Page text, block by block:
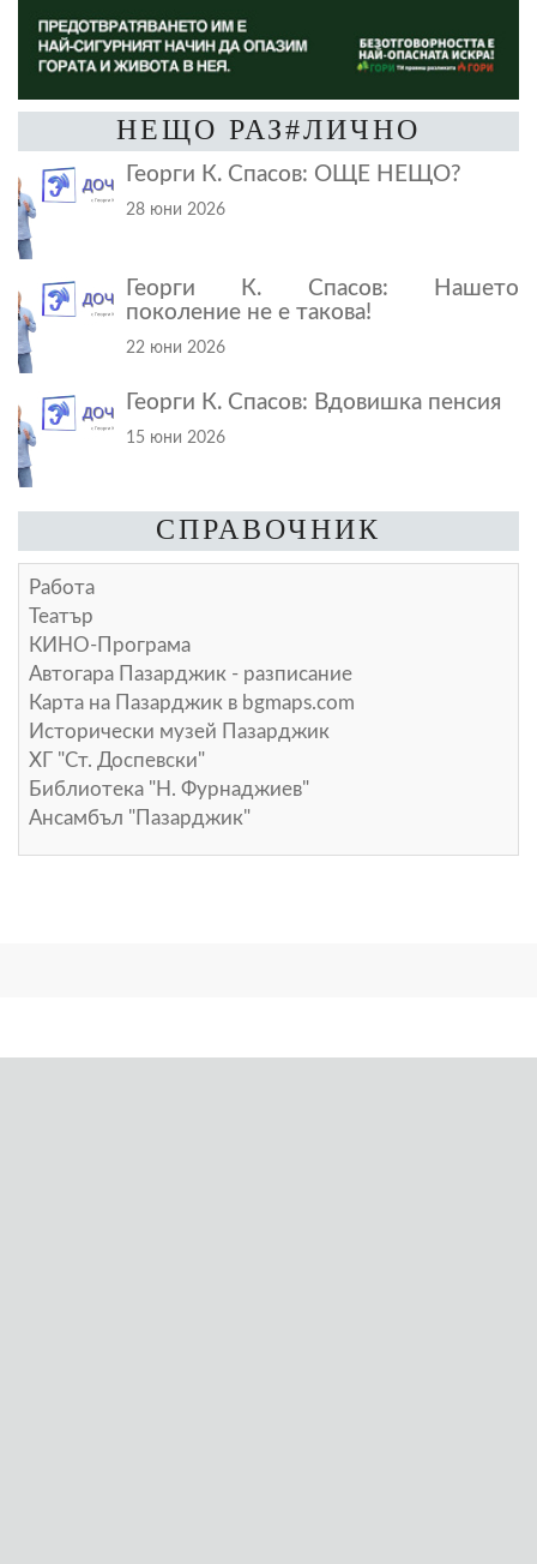
НЕЩО РАЗ#ЛИЧНО
Георги К. Спасов: ОЩЕ НЕЩО?
28 юни 2026
Георги К. Спасов: Нашето
поколение не е такова!
22 юни 2026
Георги К. Спасов: Вдовишка пенсия
15 юни 2026
СПРАВОЧНИК
Работа
Театър
КИНО-Програма
Автогара Пазарджик - разписание
Карта на Пазарджик в bgmaps.com
Исторически музей Пазарджик
ХГ "Ст. Доспевски"
Библиотека "Н. Фурнаджиев"
Ансамбъл "Пазарджик"